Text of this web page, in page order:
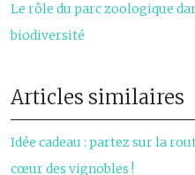
Le rôle du parc zoologique
biodiversité
Articles similaires
Idée cadeau : partez sur la
cœur des vignobles !